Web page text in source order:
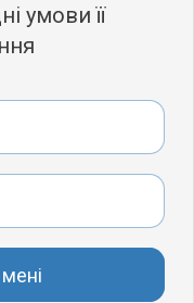
умови її